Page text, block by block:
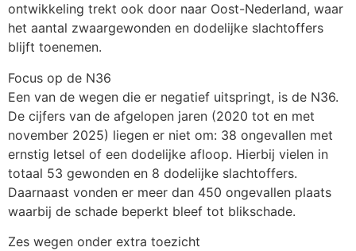
ontwikkeling trekt ook door naar Oost-Nederland, waar
het aantal zwaargewonden en dodelijke slachtoffers
blijft toenemen.
​Focus op de N36
​Een van de wegen die er negatief uitspringt, is de N36.
De cijfers van de afgelopen jaren (2020 tot en met
november 2025) liegen er niet om: ​38 ongevallen met
ernstig letsel of een dodelijke afloop. ​Hierbij vielen in
totaal 53 gewonden en 8 dodelijke slachtoffers. ​
Daarnaast vonden er meer dan 450 ongevallen plaats
waarbij de schade beperkt bleef tot blikschade.
​Zes wegen onder extra toezicht